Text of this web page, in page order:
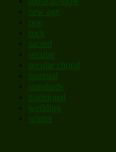
new age
pop
rock
sacred
secular
secular choral
spiritual
standards
traditional
wedding
winter